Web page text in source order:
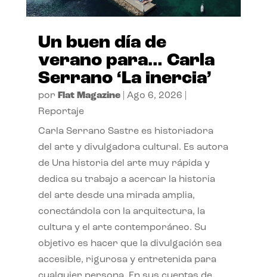
Un buen día de
verano para… Carla
Serrano ‘La inercia’
por Flat Magazine| Ago 6, 2026
Reportaje
Carla Serrano Sastre es historiadora
del arte y divulgadora cultural. Es autora
de Una historia del arte muy rápida y
dedica su trabajo a acercar la historia
del arte desde una mirada amplia,
conectándola con la arquitectura, la
cultura y el arte contemporáneo. Su
objetivo es hacer que la divulgación sea
accesible, rigurosa y entretenida para